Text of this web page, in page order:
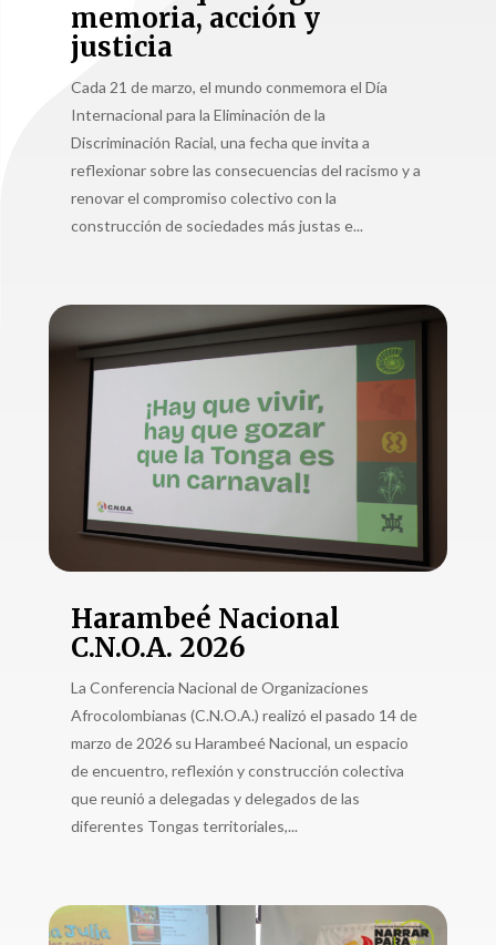
memoria, acción y
justicia
Cada 21 de marzo, el mundo conmemora el Día
Internacional para la Eliminación de la
Discriminación Racial, una fecha que invita a
reflexionar sobre las consecuencias del racismo y a
renovar el compromiso colectivo con la
construcción de sociedades más justas e...
Harambeé Nacional
C.N.O.A. 2026
La Conferencia Nacional de Organizaciones
Afrocolombianas (C.N.O.A.) realizó el pasado 14 de
marzo de 2026 su Harambeé Nacional, un espacio
de encuentro, reflexión y construcción colectiva
que reunió a delegadas y delegados de las
diferentes Tongas territoriales,...